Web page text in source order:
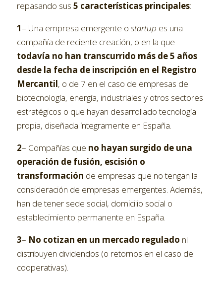
repasando sus 5 características principales:
1– Una empresa emergente o startup es una
compañía de reciente creación, o en la que
todavía no han transcurrido más de 5 años
desde la fecha de inscripción en el Registro
Mercantil, o de 7 en el caso de empresas de
biotecnología, energía, industriales y otros sectores
estratégicos o que hayan desarrollado tecnología
propia, diseñada íntegramente en España.
2– Compañías que no hayan surgido de una
operación de fusión, escisión o
transformación de empresas que no tengan la
consideración de empresas emergentes. Además,
han de tener sede social, domicilio social o
establecimiento permanente en España.
3– No cotizan en un mercado regulado ni
distribuyen dividendos (o retornos en el caso de
cooperativas).